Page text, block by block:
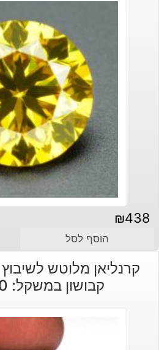
₪438
הוסף לסל
קרנליאן מלוטש
קבושון במשקל: 44.80 קרט